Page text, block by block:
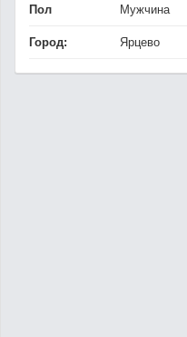
Пол Мужчина
Город: Ярцево